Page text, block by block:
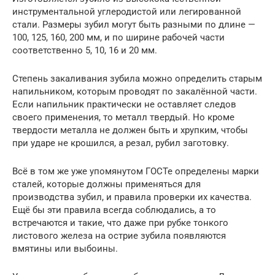
инструментальной углеродистой или легированной
стали. Размеры зубил могут быть разными по длине —
100, 125, 160, 200 мм, и по ширине рабочей части
соответственно 5, 10, 16 и 20 мм.
Степень закаливания зубила можно определить старым
напильником, которым проводят по закалённой части.
Если напильник практически не оставляет следов
своего применения, то металл твердый. Но кроме
твердости металла не должен быть и хрупким, чтобы
при ударе не крошился, а резал, рубил заготовку.
Всё в том же уже упомянутом ГОСТе определены марки
сталей, которые должны применяться для
производства зубил, и правила проверки их качества.
Ещё бы эти правила всегда соблюдались, а то
встречаются и такие, что даже при рубке тонкого
листового железа на острие зубила появляются
вмятины или выбоины.